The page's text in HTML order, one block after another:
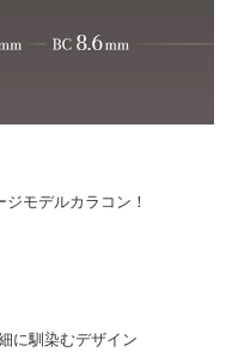
モデルカラコン！
に馴染むデザイン